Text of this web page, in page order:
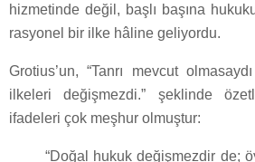
hizmetinde değil, başlı başına
rasyonel bir ilke hâline geliyordu.
Grotius’un, “Tanrı mevcut
ilkeleri değişmezdi.” şeklinde
ifadeleri çok meşhur olmuştur:
“Doğal hukuk değişmezdir de;